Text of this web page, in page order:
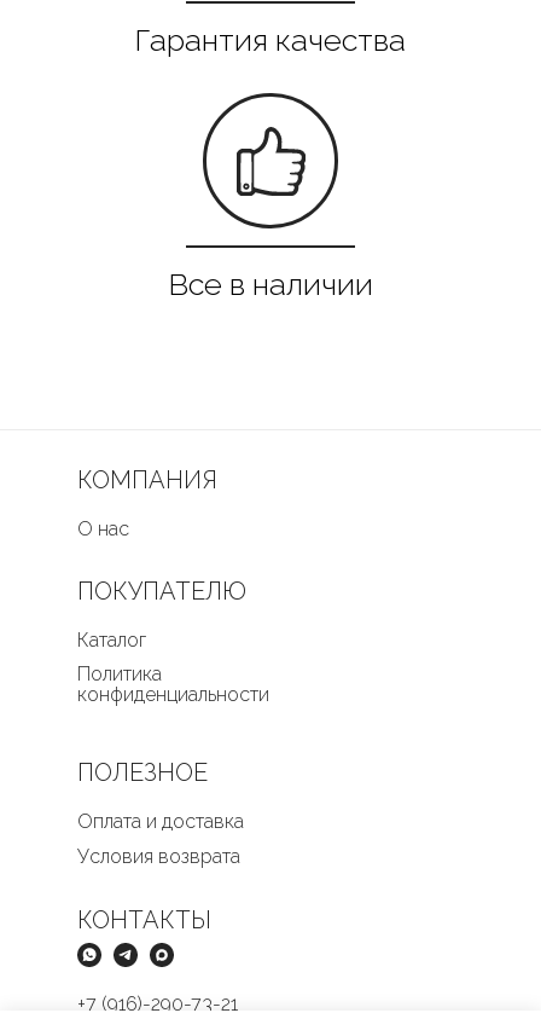
КОМПАНИЯ
О нас
ПОЛЕЗНОЕ
Оплата и доставка
Условия возврата
ПОКУПАТЕЛЮ
Каталог
Политика
конфиденциальности
КОНТАКТЫ
+7 (916)-290-73-21